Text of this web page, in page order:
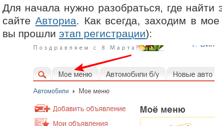
Для начала нужно разобраться, где найти
сайтеАвториа. Как всегда, заходим в
вы прошли этап регистрации):